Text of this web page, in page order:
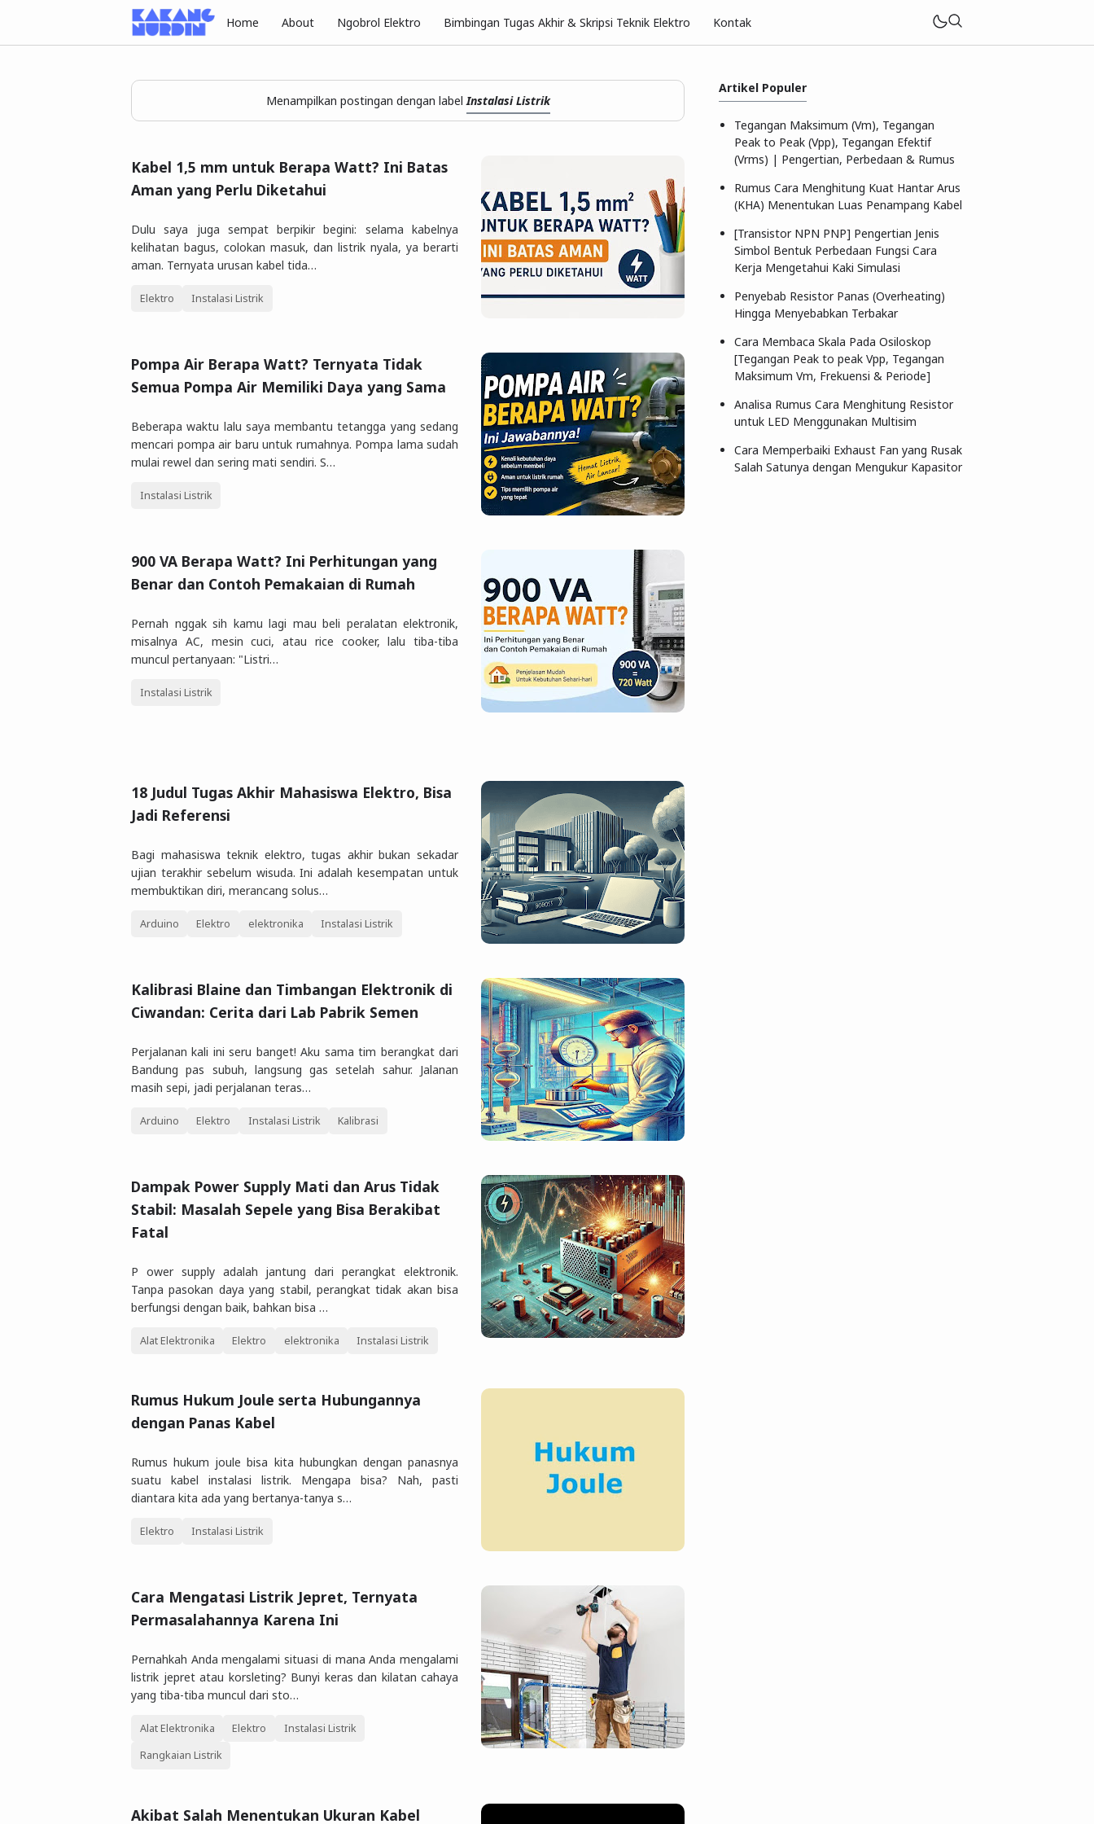
Home About Ngobrol Elektro Bimbingan Tugas Akhir & Skripsi Teknik Elektro Kontak
Menampilkan postingan dengan labelInstalasi Listrik
Kabel 1,5 mm untuk Berapa Watt? Ini Batas
Aman yang Perlu Diketahui
Dulu saya juga sempat berpikir begini: selama kabelnya
kelihatan bagus, colokan masuk, dan listrik nyala, ya berarti
aman. Ternyata urusan kabel tida…
Elektro Instalasi Listrik
Pompa Air Berapa Watt? Ternyata Tidak
Semua Pompa Air Memiliki Daya yang Sama
Beberapa waktu lalu saya membantu tetangga yang sedang
mencari pompa air baru untuk rumahnya. Pompa lama sudah
mulai rewel dan sering mati sendiri. S…
Instalasi Listrik
900 VA Berapa Watt? Ini Perhitungan yang
Benar dan Contoh Pemakaian di Rumah
Pernah nggak sih kamu lagi mau beli peralatan elektronik,
misalnya AC, mesin cuci, atau rice cooker, lalu tiba-tiba
muncul pertanyaan: "Listri…
Instalasi Listrik
18 Judul Tugas Akhir Mahasiswa Elektro, Bisa
Jadi Referensi
Bagi mahasiswa teknik elektro, tugas akhir bukan sekadar
ujian terakhir sebelum wisuda. Ini adalah kesempatan untuk
membuktikan diri, merancang solus…
Arduino Elektro elektronika Instalasi Listrik
Kalibrasi Blaine dan Timbangan Elektronik di
Ciwandan: Cerita dari Lab Pabrik Semen
Perjalanan kali ini seru banget! Aku sama tim berangkat dari
Bandung pas subuh, langsung gas setelah sahur. Jalanan
masih sepi, jadi perjalanan teras…
Arduino Elektro Instalasi Listrik Kalibrasi
Dampak Power Supply Mati dan Arus Tidak
Stabil: Masalah Sepele yang Bisa Berakibat
Fatal
P ower supply adalah jantung dari perangkat elektronik.
Tanpa pasokan daya yang stabil, perangkat tidak akan bisa
berfungsi dengan baik, bahkan bisa …
Alat Elektronika Elektro elektronika Instalasi Listrik
Rumus Hukum Joule serta Hubungannya
dengan Panas Kabel
Rumus hukum joule bisa kita hubungkan dengan panasnya
suatu kabel instalasi listrik. Mengapa bisa? Nah, pasti
diantara kita ada yang bertanya-tanya s…
Elektro Instalasi Listrik
Cara Mengatasi Listrik Jepret, Ternyata
Permasalahannya Karena Ini
Pernahkah Anda mengalami situasi di mana Anda mengalami
listrik jepret atau korsleting? Bunyi keras dan kilatan cahaya
yang tiba-tiba muncul dari sto…
Alat Elektronika Elektro
Instalasi Listrik
Rangkaian Listrik
Akibat Salah Menentukan Ukuran Kabel
Artikel Populer
Tegangan Maksimum (Vm), Tegangan
Peak to Peak (Vpp), Tegangan Efektif
(Vrms) | Pengertian, Perbedaan & Rumus
Rumus Cara Menghitung Kuat Hantar Arus
(KHA) Menentukan Luas Penampang Kabel
[Transistor NPN PNP] Pengertian Jenis
Simbol Bentuk Perbedaan Fungsi Cara
Kerja Mengetahui Kaki Simulasi
Penyebab Resistor Panas (Overheating)
Hingga Menyebabkan Terbakar
Cara Membaca Skala Pada Osiloskop
[Tegangan Peak to peak Vpp, Tegangan
Maksimum Vm, Frekuensi & Periode]
Analisa Rumus Cara Menghitung Resistor
untuk LED Menggunakan Multisim
Cara Memperbaiki Exhaust Fan yang Rusak
Salah Satunya dengan Mengukur Kapasitor